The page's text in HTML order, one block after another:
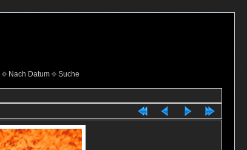
Nach Datum Suche